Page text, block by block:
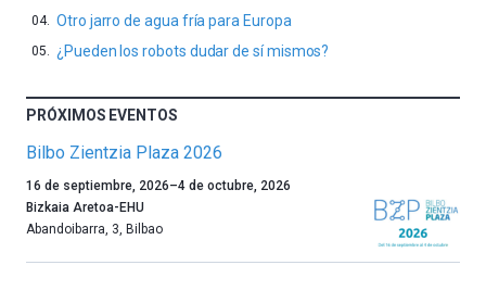
Otro jarro de agua fría para Europa
¿Pueden los robots dudar de sí mismos?
PRÓXIMOS EVENTOS
Bilbo Zientzia Plaza 2026
Un
año
más,
16 de septiembre, 2026–4 de octubre, 2026
Bizkaia Aretoa-EHU
Abandoibarra, 3, Bilbao